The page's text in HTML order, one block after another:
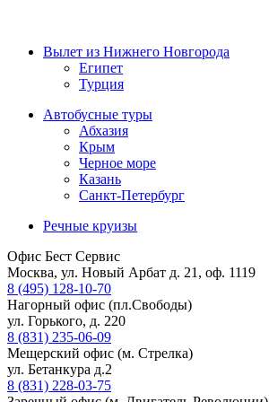
Вылет из Нижнего Новгорода
Египет
Турция
Автобусные туры
Абхазия
Крым
Черное море
Казань
Санкт-Петербург
Речные круизы
Офис Бест Сервис
Москва, ул. Новый Арбат д. 21, оф. 1119
8 (495) 128-10-70
Нагорный офис (пл.Свободы)
ул. Горького, д. 220
8 (831) 235-06-09
Мещерский офис (м. Стрелка)
ул. Бетанкура д.2
8 (831) 228-03-75